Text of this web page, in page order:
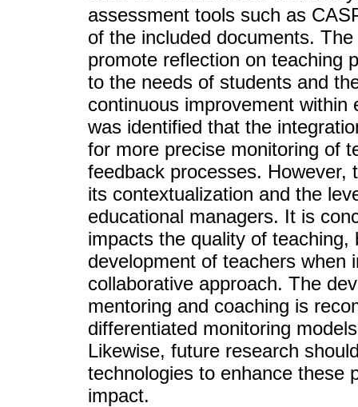
assessment tools such as
of the included documents.
promote reflection on teaching
to the needs of students and
continuous improvement
was identified that the
for more precise monitoring of
feedback processes. However,
its contextualization and the
educational managers. It is
impacts the quality of
development of teachers when
collaborative approach. The
mentoring and coaching is
differentiated monitoring
Likewise, future research
technologies to enhance these
impact.